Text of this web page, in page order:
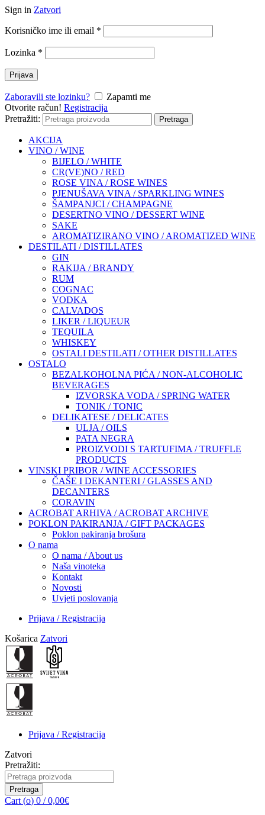
Sign in Zatvori
Korisničko ime ili email *
Lozinka *
Prijava
Zaboravili ste lozinku?
Zapamti me
Otvorite račun! Registracija
Pretražiti:
Pretraga
AKCIJA
VINO / WINE
BIJELO / WHITE
CR(VE)NO / RED
ROSE VINA / ROSE WINES
PJENUŠAVA VINA / SPARKLING WINES
ŠAMPANJCI / CHAMPAGNE
DESERTNO VINO / DESSERT WINE
SAKE
AROMATIZIRANO VINO / AROMATIZED WINE
DESTILATI / DISTILLATES
GIN
RAKIJA / BRANDY
RUM
COGNAC
VODKA
CALVADOS
LIKER / LIQUEUR
TEQUILA
WHISKEY
OSTALI DESTILATI / OTHER DISTILLATES
OSTALO
BEZALKOHOLNA PIĆA / NON-ALCOHOLIC
BEVERAGES
IZVORSKA VODA / SPRING WATER
TONIK / TONIC
DELIKATESE / DELICATES
ULJA / OILS
PATA NEGRA
PROIZVODI S TARTUFIMA / TRUFFLE
PRODUCTS
VINSKI PRIBOR / WINE ACCESSORIES
ČAŠE I DEKANTERI / GLASSES AND
DECANTERS
CORAVIN
ACROBAT ARHIVA / ACROBAT ARCHIVE
POKLON PAKIRANJA / GIFT PACKAGES
Poklon pakiranja brošura
O nama
O nama / About us
Naša vinoteka
Kontakt
Novosti
Uvjeti poslovanja
Prijava / Registracija
Košarica Zatvori
Prijava / Registracija
Zatvori
Pretražiti:
Pretraga
Cart (o) 0 / 0,00€